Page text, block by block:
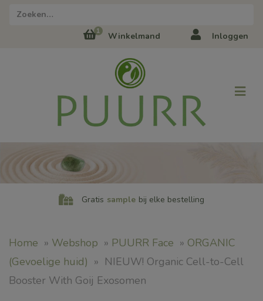
1 Winkelmand Inloggen
Gratis sample bij elke bestelling
Home » Webshop » PUURR Face » ORGANIC
(Gevoelige huid) » NIEUW! Organic Cell-to-Cell
Booster With Goij Exosomen